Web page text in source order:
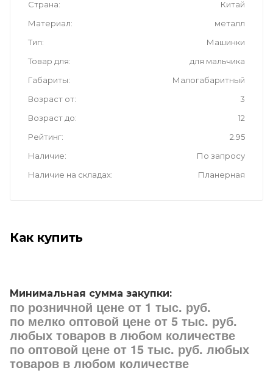
Страна
Китай
Материал
металл
Тип
Машинки
Товар для
для мальчика
Габариты
Малогабаритный
Возраст от
3
Возраст до
12
Рейтинг
2.95
Наличие
По запросу
Наличие на складах
Планерная
Как купить
Минимальная сумма закупки:
по розничной цене от 1 тыс. руб.
по мелко оптовой цене от 5 тыс. руб.
любых товаров в любом количестве
по оптовой цене от 15 тыс. руб. любых
товаров в любом количестве